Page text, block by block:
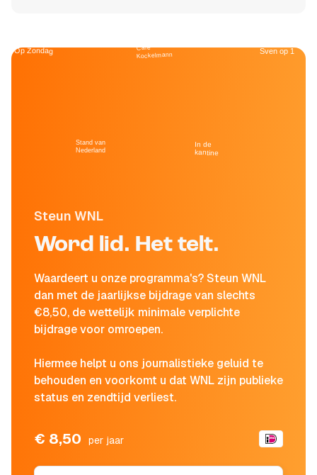
Steun WNL
Word lid. Het telt.
Waardeert u onze programma's? Steun WNL
dan met de jaarlijkse bijdrage van slechts
€8,50, de wettelijk minimale verplichte
bijdrage voor omroepen.
Hiermee helpt u ons journalistieke geluid te
behouden en voorkomt u dat WNL zijn publieke
status en zendtijd verliest.
€ 8,50 per jaar
Op Zondag
Stand van
Nederland
Café
Kockelmann
In de
kantine
Sven op 1